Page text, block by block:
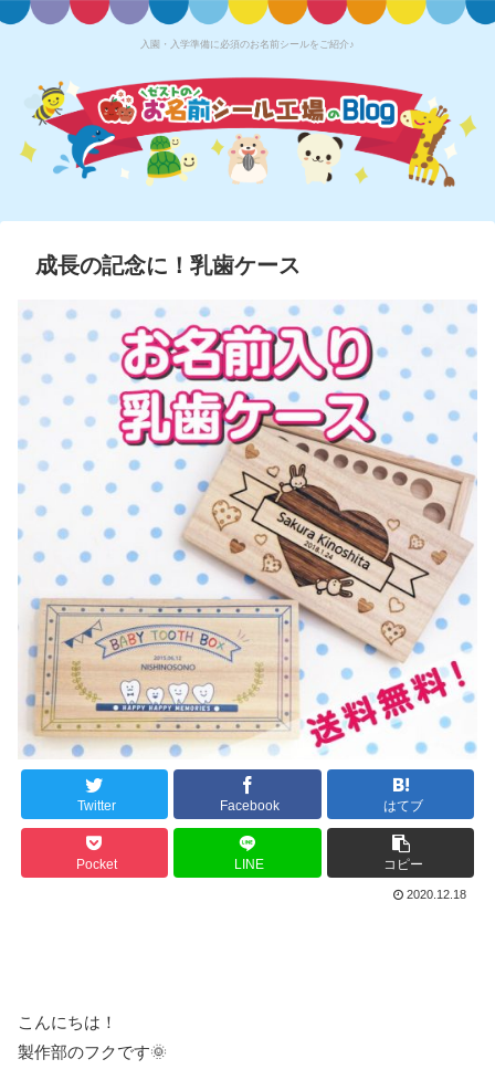
入園・入学準備に必須のお名前シールをご紹介♪
成長の記念に！乳歯ケース
Twitter Facebook はてブ
Pocket LINE コピー
2020.12.18
こんにちは！
製作部のフクです🌞